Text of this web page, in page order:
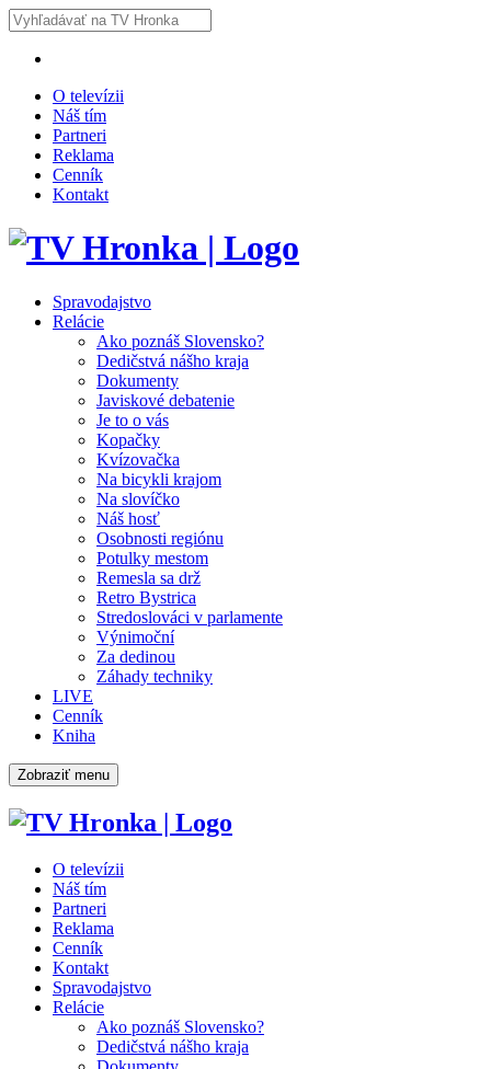
O televízii
Náš tím
Partneri
Reklama
Cenník
Kontakt
Spravodajstvo
Relácie
Ako poznáš Slovensko?
Dedičstvá nášho kraja
Dokumenty
Javiskové debatenie
Je to o vás
Kopačky
Kvízovačka
Na bicykli krajom
Na slovíčko
Náš hosť
Osobnosti regiónu
Potulky mestom
Remesla sa drž
Retro Bystrica
Stredoslováci v parlamente
Výnimoční
Za dedinou
Záhady techniky
LIVE
Cenník
Kniha
Zobraziť menu
O televízii
Náš tím
Partneri
Reklama
Cenník
Kontakt
Spravodajstvo
Relácie
Ako poznáš Slovensko?
Dedičstvá nášho kraja